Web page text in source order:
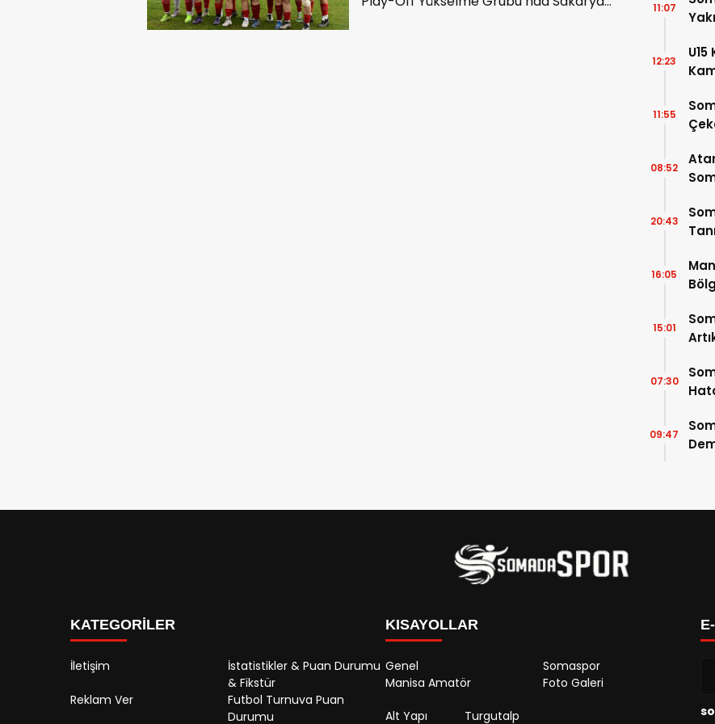
11:07
U15
12:23
11:55
08:52
20:43
16:05
15:01
07:30
09:47
KATEGORİLER
İletişim
İstatistikler & Puan Durumu
& Fikstür
Reklam Ver
Futbol Turnuva Puan
Durumu
KISAYOLLAR
Genel
Somaspor
Manisa Amatör
Alt Yapı Turgutalp
Foto Galeri